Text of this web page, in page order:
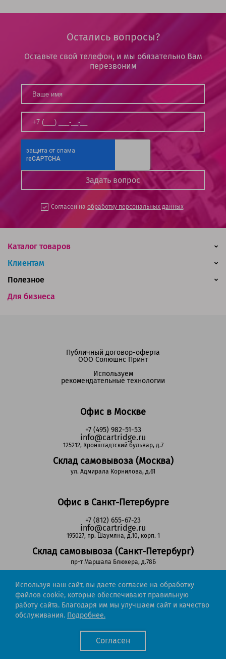
Остались вопросы?
Оставьте свой телефон, и мы обязательно Вам
перезвоним
Согласен на обработку персональных данных
Каталог товаров
Клиентам
Для бизнеса
Полезное
Офис в Москве
+7 (495) 982-51-53
info@cartridge.ru
125212, Кронштадтский бульвар, д.7
Склад самовывоза (Москва)
ул. Адмирала Корнилова, д.61
Офис в Санкт-Петербурге
+7 (812) 655-67-23
info@cartridge.ru
195027, пр. Шаумяна, д.10, корп. 1
Склад самовывоза (Санкт-Петербург)
пр-т Маршала Блюхера, д.78Б
Регионы РФ
8-800-302-51-53
(звонок бесплатный)
Публичный договор-оферта
ООО Солюшнс Принт
Используем
рекомендательные технологии
Cartridge.ru 2012-2026. Все права защищены
Используя наш сайт, вы даете согласие на обработку
файлов cookie, которые обеспечивают правильную
работу сайта. Благодаря им мы улучшаем сайт и качество
обслуживания. Подробнее.
Согласен